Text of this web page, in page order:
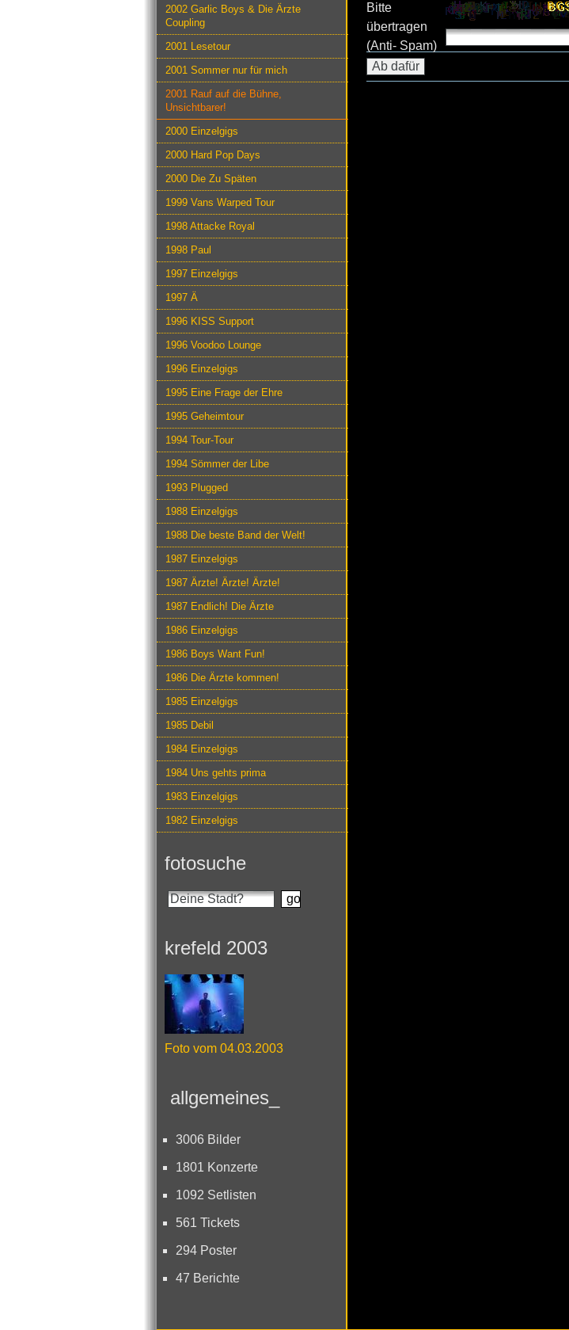
2002 Garlic Boys & Die Ärzte
Coupling
2001 Lesetour
2001 Sommer nur für mich
2001 Rauf auf die Bühne,
Unsichtbarer!
2000 Einzelgigs
2000 Hard Pop Days
2000 Die Zu Späten
1999 Vans Warped Tour
1998 Attacke Royal
1998 Paul
1997 Einzelgigs
1997 Ä
1996 KISS Support
1996 Voodoo Lounge
1996 Einzelgigs
1995 Eine Frage der Ehre
1995 Geheimtour
1994 Tour-Tour
1994 Sömmer der Libe
1993 Plugged
1988 Einzelgigs
1988 Die beste Band der Welt!
1987 Einzelgigs
1987 Ärzte! Ärzte! Ärzte!
1987 Endlich! Die Ärzte
1986 Einzelgigs
1986 Boys Want Fun!
1986 Die Ärzte kommen!
1985 Einzelgigs
1985 Debil
1984 Einzelgigs
1984 Uns gehts prima
1983 Einzelgigs
1982 Einzelgigs
fotosuche
krefeld 2003
Foto vom 04.03.2003
allgemeines_
3006 Bilder
1801 Konzerte
1092 Setlisten
561 Tickets
294 Poster
47 Berichte
Bitte
übertragen
(Anti- Spam)